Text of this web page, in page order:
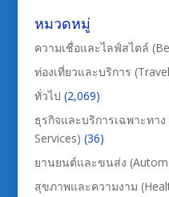
หมวดหมู่
ความเชื่อและไลฟ์สไตล์
ท่องเที่ยวและบริการ
ทั่วไป (2,069)
ธุรกิจและบริการเฉพาะทา
Services) (36)
ยานยนต์และขนส่ง
สุขภาพและความงาม